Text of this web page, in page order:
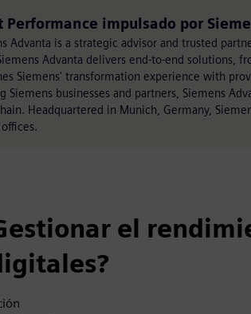
Performance impulsado por
Advanta is a strategic advisor and trusted
Advanta delivers end-to-end solutions,
Siemens' transformation experience with
Siemens businesses and partners, Siemens
Headquartered in Munich, Germany,
el